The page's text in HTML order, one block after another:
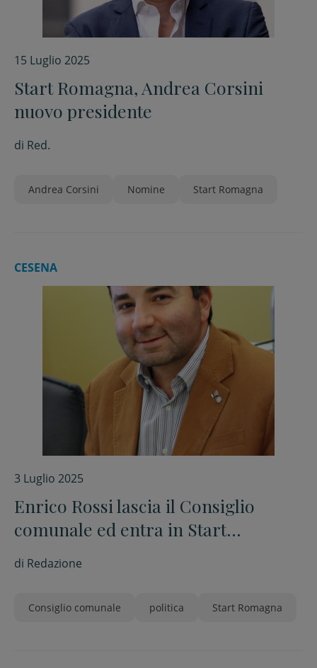
15 Luglio 2025
Start Romagna, Andrea Corsini
nuovo presidente
di Red.
Andrea Corsini Nomine Start Romagna
CESENA
3 Luglio 2025
Enrico Rossi lascia il Consiglio
comunale ed entra in Start
Romagna
di Redazione
Consiglio comunale politica Start Romagna